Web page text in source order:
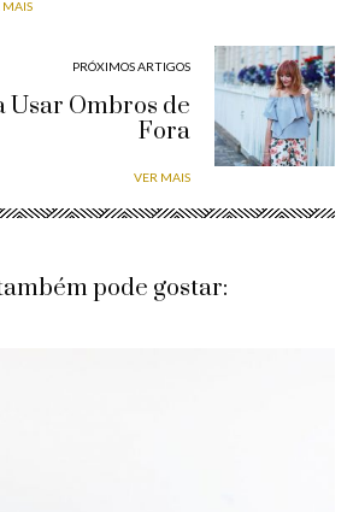
MAIS
PRÓXIMOS ARTIGOS
Usar Ombros de
Fora
VER MAIS
pode gostar: